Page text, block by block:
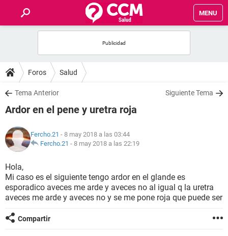
MENU
FOROS
SALUD
NUTRICIÓN
BIENESTAR
SEXUALIDAD
GLOSARIO
Foros Salud
Tema Anterior Siguiente Tema
Ardor en el pene y uretra roja
Fercho.21 - 8 may 2018 a las 03:44
Fercho.21 - 8 may 2018 a las 22:19
Hola,
Mi caso es el siguiente tengo ardor en el glande es
esporadico aveces me arde y aveces no al igual q la uretra
aveces me arde y aveces no y se me pone roja que puede ser
Compartir